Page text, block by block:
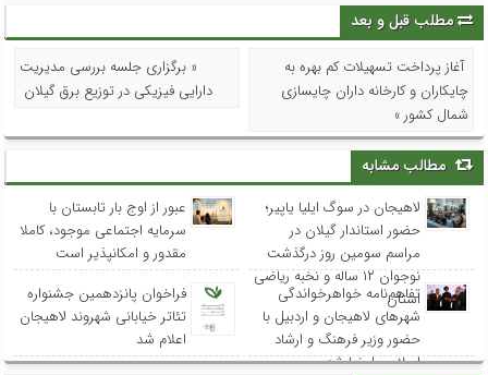
مطلب قبل و بعد
آغاز پرداخت تسهیلات کم بهره به
چایکاران و کارخانه داران چایسازی
شمال کشور »
« برگزاری جلسه بررسی مدیریت
دارایی فیزیکی در توزیع برق گیلان
مطالب مشابه
لاهیجان در سوگ ایلیا یاپیر؛
حضور استاندار گیلان در
مراسم سومین روز درگذشت
نوجوان ۱۲ ساله و نخبه ریاضی
استان
عبور از اوج بار تابستان با
سرمایه اجتماعی موجود، کاملا
مقدور و امکانپذیر است
تفاهم‌نامه خواهرخواندگی
شهرهای لاهیجان و اردبیل با
حضور وزیر فرهنگ و ارشاد
اسلامی امضا شد
فراخوان پانزدهمین جشنواره
تئاتر خیابانی شهروند لاهیجان
اعلام شد